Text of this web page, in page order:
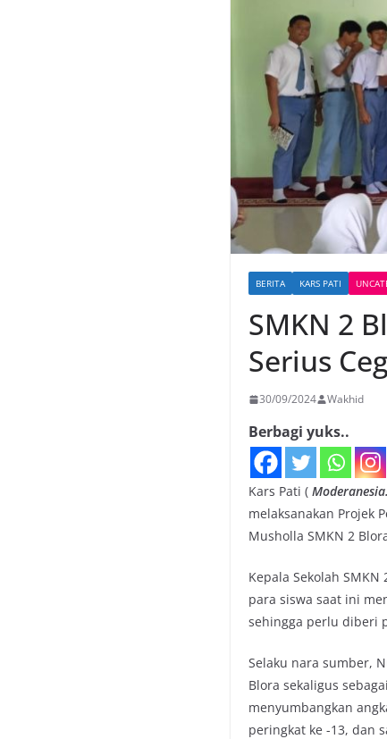
BERITA KARS PATI
SMKN 2
Serius
30/09/2024 Wakhid
Berbagi yuks..
Kars Pati (
melaksanakan Projek
Musholla SMKN 2
Kepala Sekolah
para siswa saat ini
sehingga perlu diberi
Selaku nara sumber,
Blora sekaligus
menyumbangkan
peringkat ke -13, dan